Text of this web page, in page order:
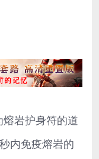
岩护身符的道
内免疫熔岩的